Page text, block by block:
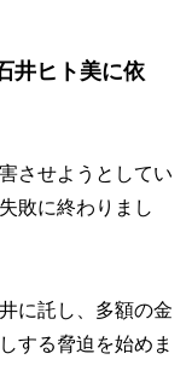
井ヒト美に依
させようとしてい
敗に終わりまし
に託し、多額の金
する脅迫を始めま